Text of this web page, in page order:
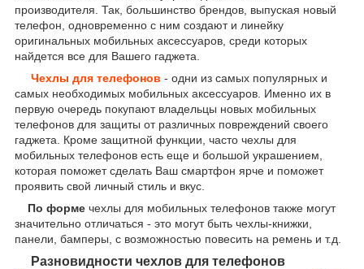
производителя. Так, большинство брендов, выпуская новый
телефон, одновременно с ним создают и линейку
оригинальных мобильных аксессуаров, среди которых
найдется все для Вашего гаджета.
Чехлы для телефонов - одни из самых популярных и
самых необходимых мобильных аксессуаров. Именно их в
первую очередь покупают владельцы новых мобильных
телефонов для защиты от различных повреждений своего
гаджета. Кроме защитной функции, часто чехлы для
мобильных телефонов есть еще и большой украшением,
которая поможет сделать Ваш смартфон ярче и поможет
проявить свой личный стиль и вкус.
По форме чехлы для мобильных телефонов также могут
значительно отличаться - это могут быть чехлы-книжки,
панели, бамперы, с возможностью повесить на ремень и т.д.
Разновидности чехлов для телефонов